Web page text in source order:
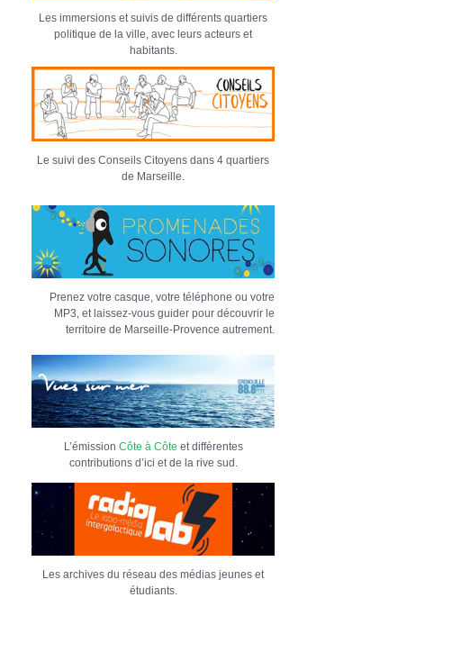
Les immersions et suivis de différents quartiers
politique de la ville, avec leurs acteurs et
habitants.
Le suivi des Conseils Citoyens dans 4 quartiers
de Marseille.
Prenez votre casque, votre téléphone ou votre
MP3, et laissez-vous guider pour découvrir le
territoire de Marseille-Provence autrement.
L’émission Côte à Côte et différentes
contributions d’ici et de la rive sud.
Les archives du réseau des médias jeunes et
étudiants.